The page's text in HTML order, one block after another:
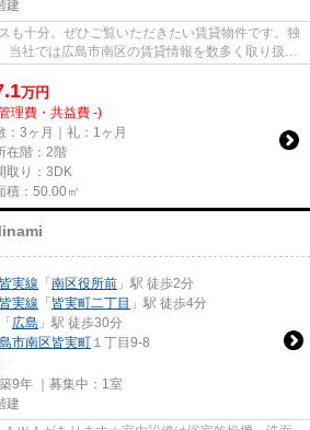
建
も十分。ぜひご覧いただきたい賃貸物件です。独
当社では広島市南区の賃貸情報を数多く取り扱っ
万円
理費・共益費 -)
：3ヶ月｜礼：1ヶ月
在階：2階
取り：3DK
積：50.00㎡
実線 「 南区役所前 」駅 徒歩2分
実線 「 皆実町二丁目 」駅 徒歩4分
「 広島 」駅 徒歩30分
市南区皆実町 １丁目9-8
9年 ｜募集中： 1室
建